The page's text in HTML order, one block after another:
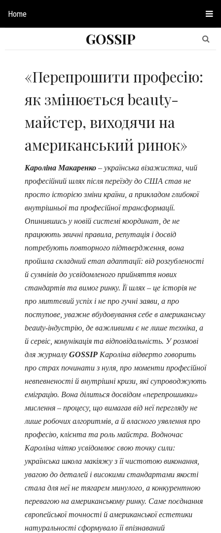
Home
GOSSIP
«Перепрошити професію:
як змінюється beauty-
майстер, виходячи на
американський ринок»
Кароліна Макаренко – українська візажистка, чий
професійний шлях після переїзду до США став не
просто історією зміни країни, а прикладом глибокої
внутрішньої та професійної трансформації.
Опинившись у новій системі координат, де не
працюють звичні правила, репутація і досвід
потребують повторного підтвердження, вона
пройшла складний етап адаптації: від розгубленості
й сумнівів до усвідомленого прийняття нових
стандартів та вимог ринку. Її шлях – це історія не
про миттєвий успіх і не про гучні заяви, а про
поступове, уважне вбудовування себе в американську
beauty-індустрію, де важливими є не лише техніка, а
й сервіс, комунікація та відповідальність. У розмові
для журналу GOSSIP Кароліна відверто говорить
про страх починати з нуля, про моменти професійної
невпевненості й внутрішні кризи, які супроводжують
еміграцію. Вона ділиться досвідом «перепрошивки»
мислення – процесу, що вимагав від неї перегляду не
лише робочих алгоритмів, а й власного уявлення про
професію, клієнта та роль майстра. Водночас
Кароліна чітко усвідомлює свою точку сили:
українська школа макіяжу з її чистотою виконання,
увагою до деталей і високими стандартами якості
стала для неї не тягарем минулого, а конкурентною
перевагою на американському ринку. Саме поєднання
європейської точності й американської естетики
натуральності сформувало її впізнаваний